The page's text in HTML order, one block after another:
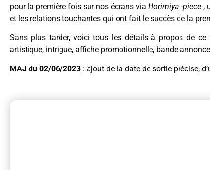
pour la première fois sur nos écrans viaHorimiya -piece-,
et les relations touchantes qui ont fait le succès de la
Sans plus tarder, voici tous les détails à propos de ce
artistique, intrigue, affiche promotionnelle, bande-
MAJ du 02/06/2023 : ajout de la date de sortie précise,